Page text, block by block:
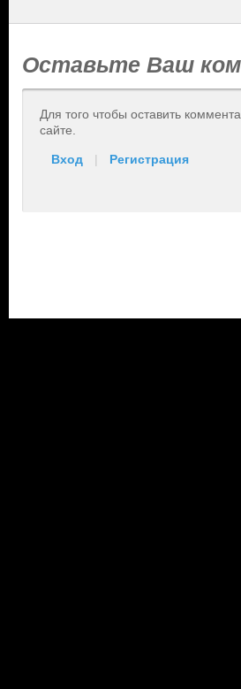
Оставьте Ваш
Для того чтобы оставить
сайте.
Вход | Регистрация